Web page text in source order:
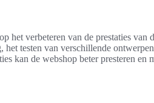
het verbeteren van de prestaties van
het testen van verschillende
kan de webshop beter presteren en